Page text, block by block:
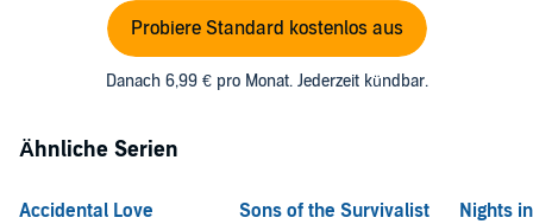
Probiere Standard kostenlos aus
Danach 6,99 € pro Monat. Jederzeit kündbar.
Ähnliche Serien
Accidental Love
Sons of the Survivalist
Nights